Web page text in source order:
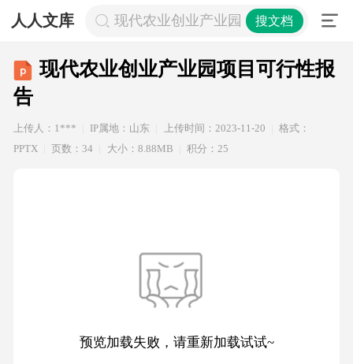
人人文库 现代农业创业产业园项目可行性报告
搜文档
现代农业创业产业园项目可行性报
告
上传人：1*** IP属地：山东 上传时间：2023-11-20
格式：
PPTX
页数：34 大小：8.88MB 积分：25
预览加载失败，请重新加载试试~